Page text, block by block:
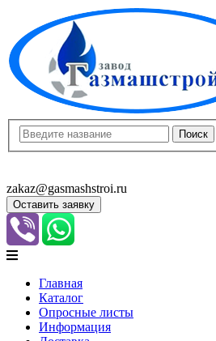
zakaz@gasmashstroi.ru
Оставить заявку
Главная
Каталог
Опросные листы
Информация